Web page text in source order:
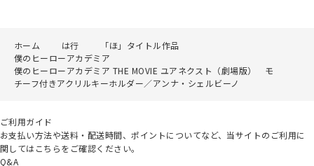
ホーム は行
「ほ」タイトル作品
僕のヒーローアカデミア
僕のヒーローアカデミア THE MOVIE ユアネクスト（劇場版） モ
チーフ付きアクリルキーホルダー／アンナ・シェルビーノ
ご利用ガイド
お支払い方法や送料・配送時間、ポイントについてなど、当サイトのご利用に
関してはこちらをご確認ください。
Q&A